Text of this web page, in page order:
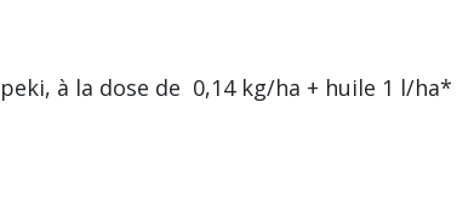
à la dose de 0,14 kg/ha + huile 1 l/ha*